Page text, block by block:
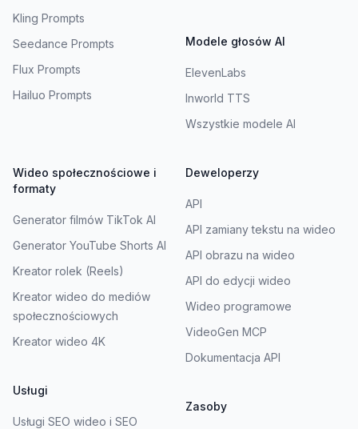
Kling Prompts
Seedance Prompts
Flux Prompts
Hailuo Prompts
Modele głosów AI
ElevenLabs
Inworld TTS
Wszystkie modele AI
Wideo społecznościowe i
formaty
Generator filmów TikTok AI
Generator YouTube Shorts AI
Kreator rolek (Reels)
Kreator wideo do mediów
społecznościowych
Kreator wideo 4K
Usługi
Usługi SEO wideo i SEO
Deweloperzy
API
API zamiany tekstu na wideo
API obrazu na wideo
API do edycji wideo
Wideo programowe
VideoGen MCP
Dokumentacja API
Zasoby